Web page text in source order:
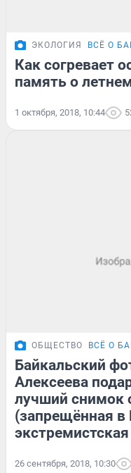
ЭКОЛОГИЯ ВСЁ О
Как согревает
память о
1 октября, 2018, 10:44
ОБЩЕСТВО ВСЁ О
Байкальский
Алексеева
лучший снимок
(запрещённая в
26 сентября, 2018, 10:30